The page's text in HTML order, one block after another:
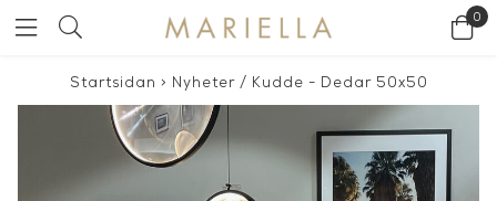
0
Startsidan > Nyheter/ Kudde - Dedar 50x50